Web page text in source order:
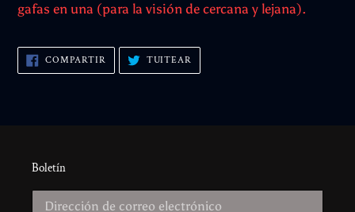
gafas en una (para la visión de cercana y lejana).
COMPARTIR COMPARTIR
FACEBOOK
TUITEAR
TWITTER
Boletín